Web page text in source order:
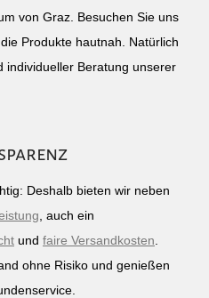
von Graz. Besuchen Sie uns
Produkte hautnah. Natürlich
individueller Beratung unserer
Deshalb bieten wir neben
, auch ein
und faire Versandkosten
ohne Risiko und genießen